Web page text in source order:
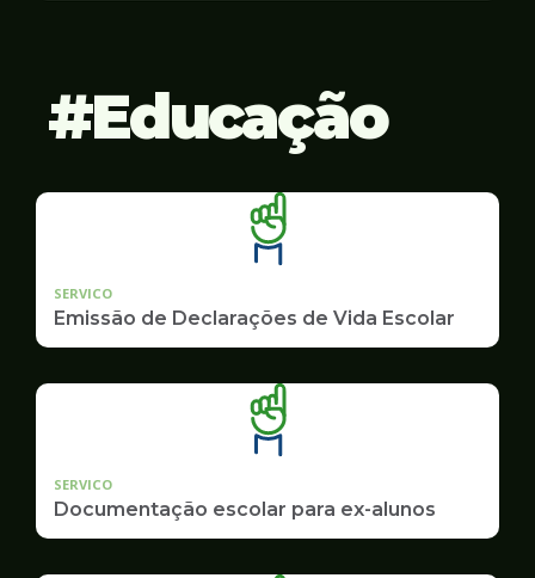
Educação
SERVICO
Emissão de Declarações de Vida Escolar
SERVICO
Documentação escolar para ex-alunos